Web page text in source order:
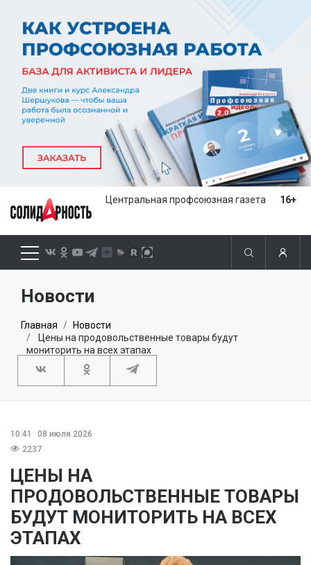
Центральная профсоюзная газета 16+
Новости
Главная
Новости
Цены на продовольственные товары будут
мониторить на всех этапах
10:41
08 июля 2026
2237
ЦЕНЫ НА
ПРОДОВОЛЬСТВЕННЫЕ ТОВАРЫ
БУДУТ МОНИТОРИТЬ НА ВСЕХ
ЭТАПАХ